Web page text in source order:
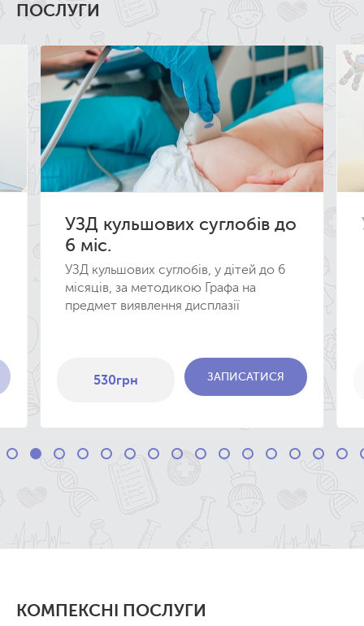
ПОСЛУГИ
УЗД кульшових суглобів до
6 міс.
УЗД кульшових суглобів, у дітей до 6
місяців, за методикою Графа на
предмет виявлення дисплазії
530грн ЗАПИСАТИСЯ
КОМПЕКСНІ ПОСЛУГИ